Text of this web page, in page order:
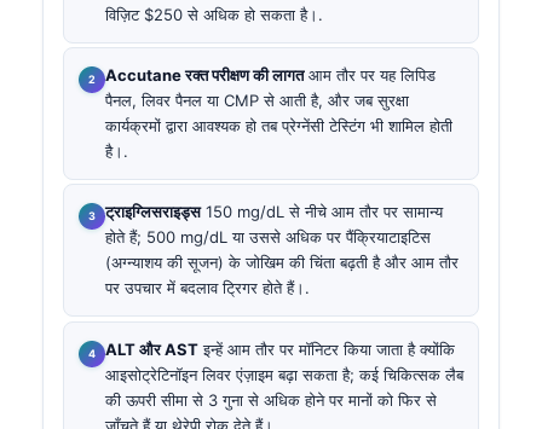
विज़िट $250 से अधिक हो सकता है।.
Accutane रक्त परीक्षण की लागतआम तौर पर यह लिपिड
पैनल, लिवर पैनल या CMP से आती है, और जब सुरक्षा
कार्यक्रमों द्वारा आवश्यक हो तब प्रेग्नेंसी टेस्टिंग भी शामिल होती
है।.
ट्राइग्लिसराइड्स150 mg/dL से नीचे आम तौर पर सामान्य
होते हैं; 500 mg/dL या उससे अधिक पर पैंक्रियाटाइटिस
(अग्न्याशय की सूजन) के जोखिम की चिंता बढ़ती है और आम तौर
पर उपचार में बदलाव ट्रिगर होते हैं।.
ALT और ASTइन्हें आम तौर पर मॉनिटर किया जाता है क्योंकि
आइसोट्रेटिनॉइन लिवर एंज़ाइम बढ़ा सकता है; कई चिकित्सक लैब
की ऊपरी सीमा से 3 गुना से अधिक होने पर मानों को फिर से
जाँचते हैं या थेरेपी रोक देते हैं।.